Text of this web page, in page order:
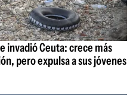
invadió Ceuta: crece más
pero expulsa a sus jóvenes